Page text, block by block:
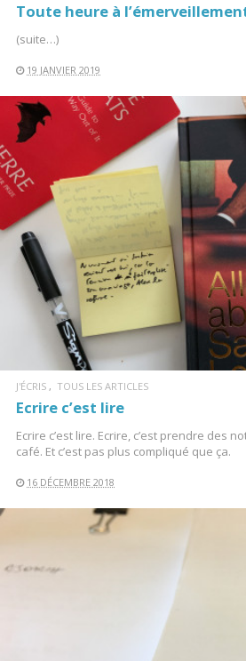
Toute heure à
(suite…)
19 JANVIER 2019
LIRE LA SUITE
J'ÉCRIS TOUS LES ARTICLES
Ecrire c’est lire
Ecrire c’est lire. Ecrire, c’est prendre des
café. Et c’est pas plus compliqué que ça.
16 DÉCEMBRE 2018